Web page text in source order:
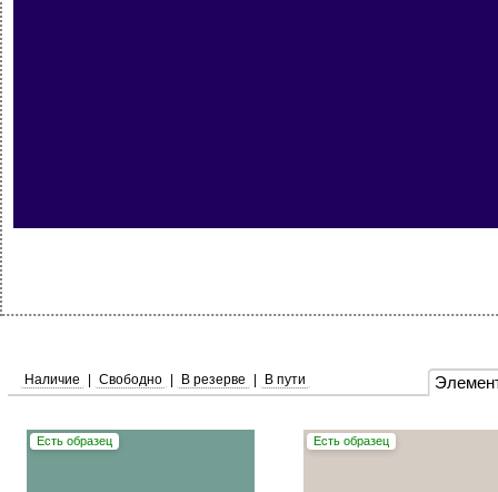
Наличие Свободно В резерве В пути
Есть образец Есть образец